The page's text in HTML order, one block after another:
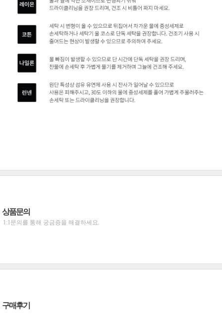
상품문의
1:1문의를 통해 궁금증을 해결하세요.
구매후기